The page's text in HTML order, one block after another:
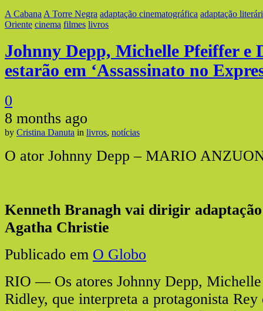
A CabanaA Torre Negra adaptação cinematográfica adaptação
Oriente cinema filmes livros
Johnny Depp, Michelle Pfeiffer e
estarão em ‘Assassinato no
0
8 months ago
by Cristina Danuta in livros, notícias
O ator Johnny Depp – MARIO
Kenneth Branagh vai dirigir
Agatha Christie
Publicado em O Globo
RIO — Os atores Johnny Depp,
Ridley, que interpreta a protagonista Rey